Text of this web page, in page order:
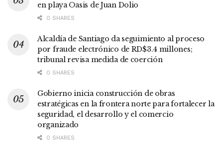
en playa Oasis de Juan Dolio
0 SHARES
Alcaldía de Santiago da seguimiento al proceso
por fraude electrónico de RD$3.4 millones;
tribunal revisa medida de coerción
0 SHARES
Gobierno inicia construcción de obras
estratégicas en la frontera norte para fortalecer la
seguridad, el desarrollo y el comercio
organizado
0 SHARES